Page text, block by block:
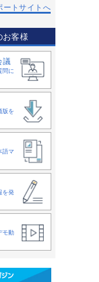
ートサイトへ
お客様
議
問に
版を
語マ
を発
モ動